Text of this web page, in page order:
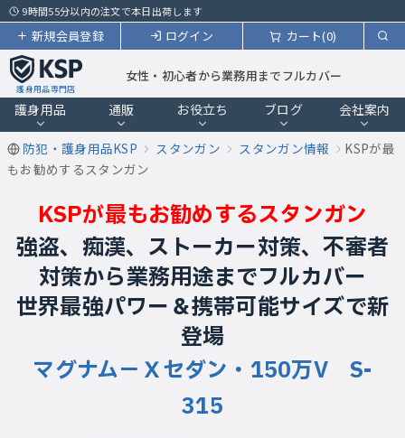
9時間55分以内の注文で本日出荷します
カート(0)
ログイン
新規会員登録
護身用品専門店
女性・初心者から業務用までフルカバー
護身用品 通販 お役立ち ブログ 会社案内
防犯・護身用品KSP スタンガン スタンガン情報
KSPが最
もお勧めするスタンガン
KSPが最もお勧めするスタンガン
強盗、痴漢、ストーカー対策、不審者
対策から業務用途までフルカバー
世界最強パワー＆携帯可能サイズで新
登場
マグナム−Ｘセダン・150万V S-
315